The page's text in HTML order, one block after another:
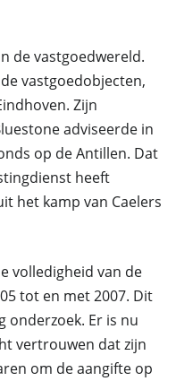
de vastgoedwereld.
vastgoedobjecten,
Zijn
adviseerde in
op de Antillen. Dat
heeft
het kamp van Caelers
volledigheid van de
tot en met 2007. Dit
onderzoek. Er is nu
vertrouwen dat zijn
om de aangifte op